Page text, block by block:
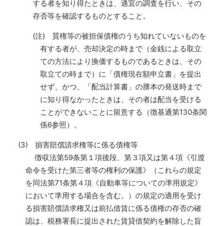
する者を知り得たときは、適宜の調査を行い、その
存否等を確認するものとすること。
(注) 質権等の被担保債権のうち知れていないものを
有する者が、売却決定の時まで（金銭による取立
ての方法により換価するものであるときは、その
取立ての時まで）に「債権現在額申立書」を提出
せず、かつ、「配当計算書」の謄本の発送時まで
に知り得なかったときは、その者は配当を受ける
ことができないことに留意する（徴基通第130条関
係6参照）。
(3) 損害賠償請求権等に係る債権等
徴収法第59条第１項後段、第３項又は第４項《引渡
命令を受けた第三者等の権利の保護》（これらの規定
を同法第71条第４項《自動車等についての準用規定》
において準用する場合を含む。）の規定の適用を受け
る損害賠償請求権又は前払借賃に係る債権の存否の確
認は、税務署長に提出された賃貸借契約を解除した旨